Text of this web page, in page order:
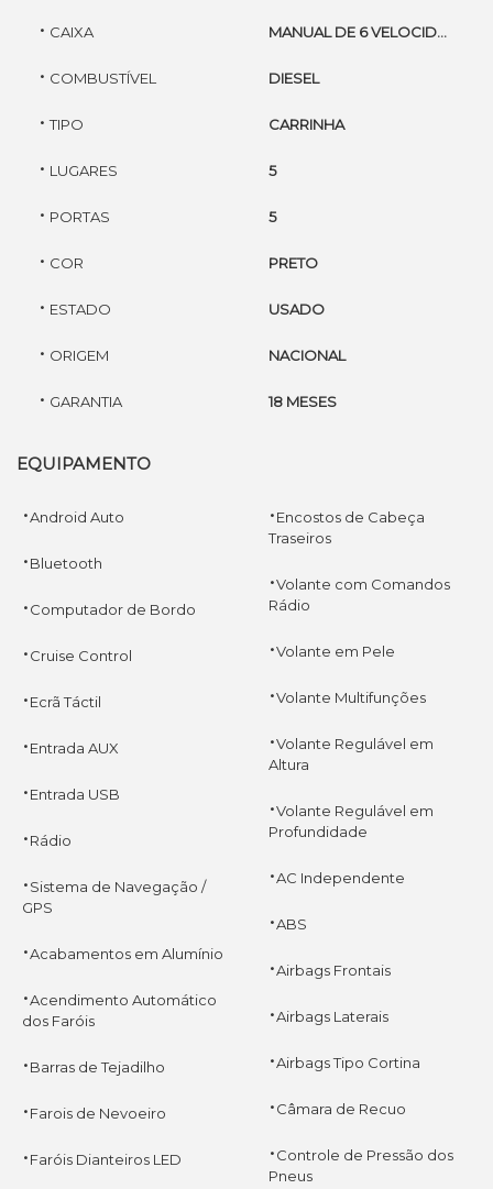
· CAIXA
· COMBUSTÍVEL
· TIPO
· LUGARES
· PORTAS
· COR
· ESTADO
· ORIGEM
· GARANTIA
MANUAL DE 6 VELOCIDADES
DIESEL
CARRINHA
5
5
PRETO
USADO
NACIONAL
18 MESES
EQUIPAMENTO
·Android Auto
·Bluetooth
·Computador de Bordo
·Cruise Control
·Ecrã Táctil
·Entrada AUX
·Entrada USB
·Rádio
·Sistema de Navegação /
GPS
·Acabamentos em Alumínio
·Acendimento Automático
dos Faróis
·Barras de Tejadilho
·Farois de Nevoeiro
·Faróis Dianteiros LED
·Encostos de Cabeça
Traseiros
·Volante com Comandos
Rádio
·Volante em Pele
·Volante Multifunções
·Volante Regulável em
Altura
·Volante Regulável em
Profundidade
·AC Independente
·ABS
·Airbags Frontais
·Airbags Laterais
·Airbags Tipo Cortina
·Câmara de Recuo
·Controle de Pressão dos
Pneus